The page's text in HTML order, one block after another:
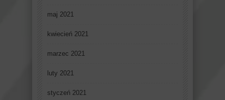
maj 2021
kwiecień 2021
marzec 2021
luty 2021
styczeń 2021